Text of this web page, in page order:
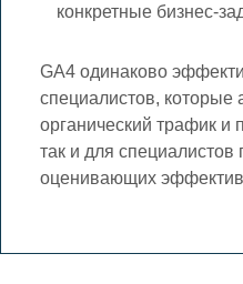
конкретные бизнес-
GA4 одинаково
специалистов, которые
органический трафик и
так и для специалистов
оценивающих